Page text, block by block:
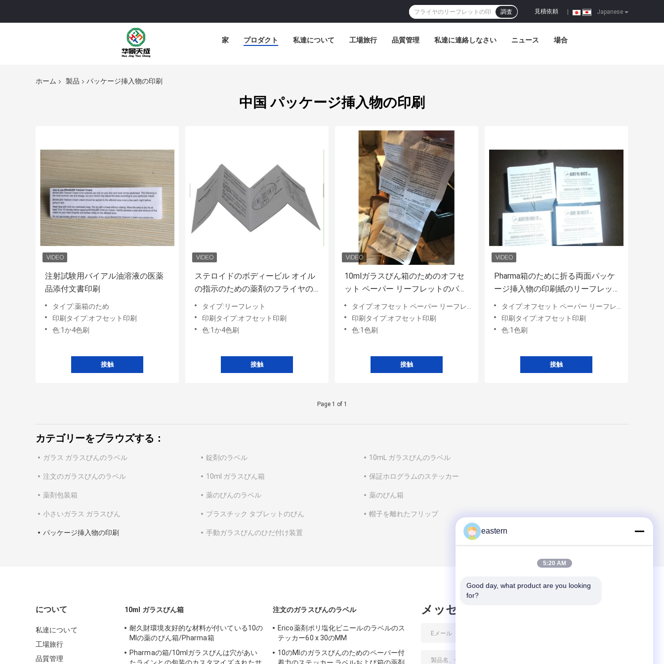
Japanese
見積依頼
調査
家 プロダクト 私達について 工場旅行 品質管理 私達に連絡しなさい ニュース 場合
ホーム 製品 パッケージ挿入物の印刷
中国 パッケージ挿入物の印刷
注射試験用バイアル油溶液の医薬
品添付文書印刷
タイプ:薬箱のため
印刷タイプ:オフセット印刷
色:1か4色刷
接触
ステロイドのボディービル オイル
の指示のための薬剤のフライヤの
パッケージ挿入物の印刷
タイプ:リーフレット
印刷タイプ:オフセット印刷
色:1か4色刷
接触
10mlガラスびん箱のためのオフセ
ット ペーパー リーフレットのパッ
ケージ挿入物の印刷/薬剤の印刷
タイプ:オフセット ペーパー リーフレット
印刷タイプ:オフセット印刷
色:1色刷
接触
Pharma箱のために折る両面パッケ
ージ挿入物の印刷紙のリーフレッ
タイプ:オフセット ペーパー リーフレット
印刷タイプ:オフセット印刷
色:1色刷
接触
Page 1 of 1
カテゴリーをブラウズする：
ガラス ガラスびんのラベル 錠剤のラベル 10mL ガラスびんのラベル
注文のガラスびんのラベル 10ml ガラスびん箱 保証ホログラムのステッカー
薬剤包装箱 薬のびんのラベル 薬のびん箱
小さいガラス ガラスびん プラスチック タブレットのびん 帽子を離れたフリップ
パッケージ挿入物の印刷 手動ガラスびんのひだ付け装置
について
私達について
工場旅行
品質管理
10ml ガラスびん箱
耐久財環境友好的な材料が付いている10の
Mlの薬のびん箱/Pharma箱
Pharmaの箱/10mlガラスびんは穴があい
注文のガラスびんのラベル
Erico薬剤ポリ塩化ビニールのラベルのス
テッカー60 x 30のMM
10のMlのガラスびんのためのペーパー付
メッセージ
eastern
5:20 AM
Good day, what product are you looking
for?